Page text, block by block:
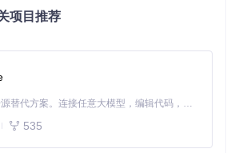
，knowledge-grab实现了真正的跨平台
、macOS还是Linux系统，都能获
就像同一品牌的家电可以无缝协同工作一
限制。
握智能资源获取
教学资源时，这样做只需3步
5分钟）
项目推荐
Claude Code 的开源替代方案。连接任意大模型，编辑代码，运行命令，自动验证 — 全自动执行。用 Rust 构建，极致性能。 ｜ An open-source alternative to Claude Code. Connect any LLM, edit code, run commands, and verify changes — autonomously. Built in Rust for speed. Get Started
535